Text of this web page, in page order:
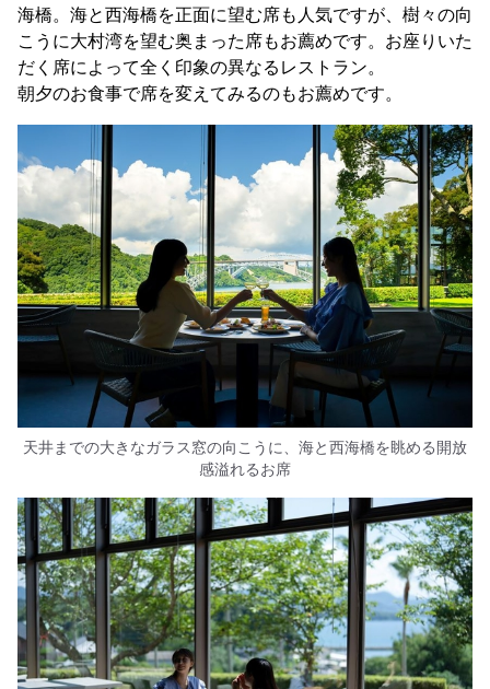
海橋。海と西海橋を正面に望む席も人気ですが、樹々の向
こうに大村湾を望む奥まった席もお薦めです。お座りいた
だく席によって全く印象の異なるレストラン。
朝夕のお食事で席を変えてみるのもお薦めです。
天井までの大きなガラス窓の向こうに、海と西海橋を眺める開放
感溢れるお席